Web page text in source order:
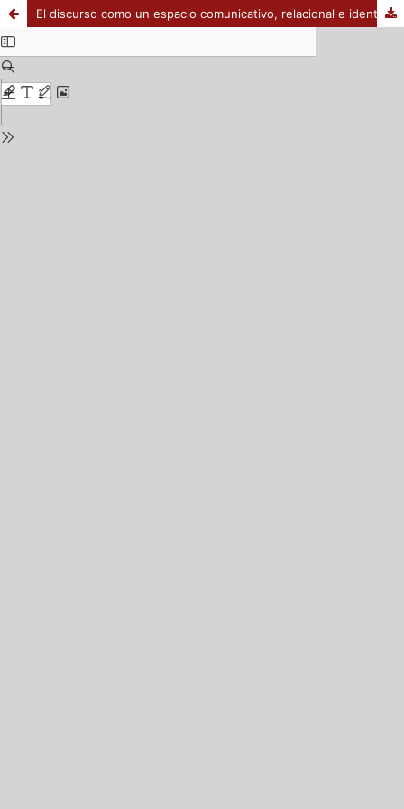
El discurso como un espacio comunicativo, relacional e identitario: framing y construcción de la identidad